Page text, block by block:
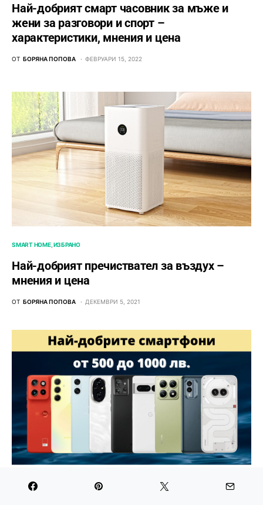
Най-добрият смарт часовник за мъже и
жени за разговори и спорт –
характеристики, мнения и цена
ОТ БОРЯНА ПОПОВА ФЕВРУАРИ 15, 2022
SMART HOME ИЗБРАНО
Най-добрият пречиствател за въздух –
мнения и цена
ОТ БОРЯНА ПОПОВА ДЕКЕМВРИ 5, 2021
GALAXY A POCO REALME ТЕЛЕФОНИ